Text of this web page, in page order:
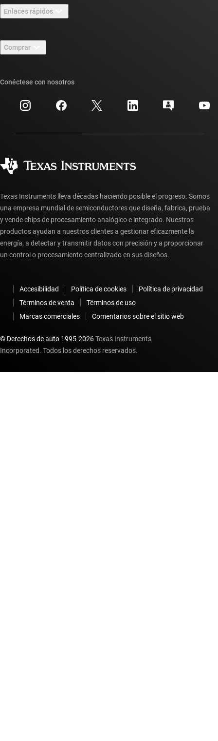
Carreras laborales
Sala de redacción
Eventos
Relaciones con los inversionistas
Enlaces rápidos
Foros de soporte de diseño de TI E2E™
Búsqueda de referencias cruzadas
Centro de atención al cliente
Preguntas frecuentes sobre la cuenta myTI
Comprar
Preguntas frecuentes sobre pedidos
Conéctese con nosotros
Texas Instruments lleva décadas haciendo posible el progreso. Somos
una empresa mundial de semiconductores que diseña, fabrica, prueba
y vende chips de procesamiento analógico e integrado. Nuestros
productos ayudan a nuestros clientes a gestionar eficazmente la
energía, a detectar y transmitir datos con precisión y a proporcionar
un control o procesamiento centralizado en sus diseños.
Accesibilidad Política de cookies
Política de privacidad
Términos de venta
Términos de uso
Marcas comerciales
Comentarios sobre el sitio web
© Derechos de auto 1995-2026Texas Instruments
Incorporated. Todos los derechos reservados.